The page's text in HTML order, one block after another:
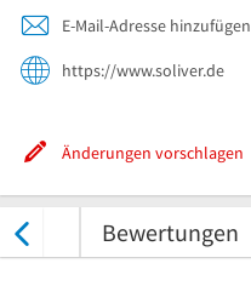
E-Mail-Adresse hinzufügen
https://www.soliver.de
Änderungen vorschlagen
Bewertungen